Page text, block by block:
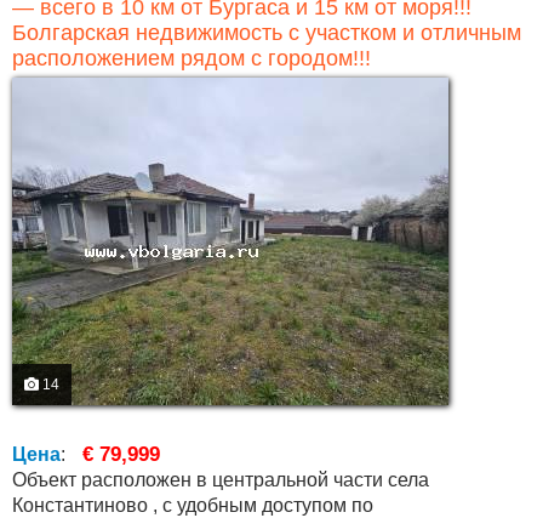
— всего в 10 км от Бургаса и 15 км от моря!!!
Болгарская недвижимость с участком и отличным
расположением рядом с городом!!!
14
Цена: € 79,999
Объект расположен в центральной части села
Константиново , с удобным доступом по